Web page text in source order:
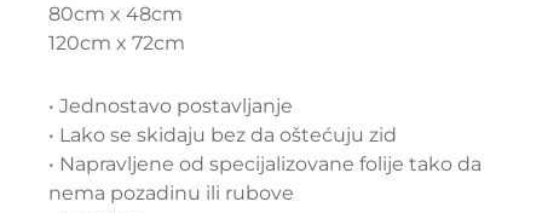
80cm x 48cm
120cm x 72cm
• Jednostavo postavljanje
• Lako se skidaju bez da oštećuju zid
• Napravljene od specijalizovane folije tako da
nema pozadinu ili rubove